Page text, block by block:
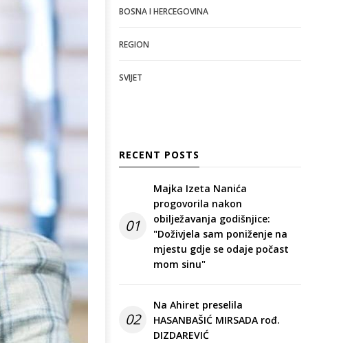
BOSNA I HERCEGOVINA
REGION
SVIJET
RECENT POSTS
01
Majka Izeta Nanića
progovorila nakon
obilježavanja godišnjice:
"Doživjela sam poniženje na
mjestu gdje se odaje počast
mom sinu"
02
Na Ahiret preselila
HASANBAŠIĆ MIRSADA rođ.
DIZDAREVIĆ